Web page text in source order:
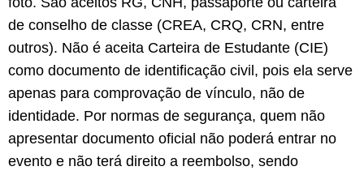
de conselho de classe (CREA, CRQ, CRN, entre
outros). Não é aceita Carteira de Estudante (CIE)
como documento de identificação civil, pois ela serve
apenas para comprovação de vínculo, não de
identidade. Por normas de segurança, quem não
apresentar documento oficial não poderá entrar no
evento e não terá direito a reembolso, sendo